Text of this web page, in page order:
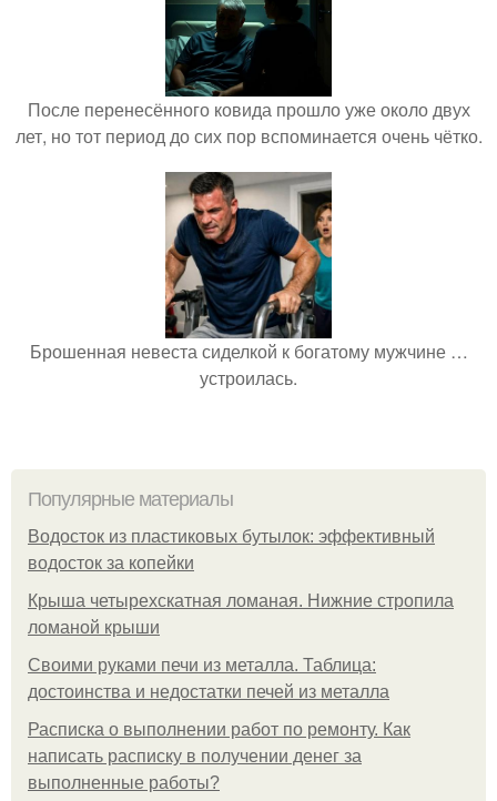
После перенесённого ковида прошло уже около двух
лет, но тот период до сих пор вспоминается очень чётко.
Брошенная невеста сиделкой к богатому мужчине …
устроилась.
Популярные материалы
Водосток из пластиковых бутылок: эффективный
водосток за копейки
Крыша четырехскатная ломаная. Нижние стропила
ломаной крыши
Своими руками печи из металла. Таблица:
достоинства и недостатки печей из металла
Расписка о выполнении работ по ремонту. Как
написать расписку в получении денег за
выполненные работы?